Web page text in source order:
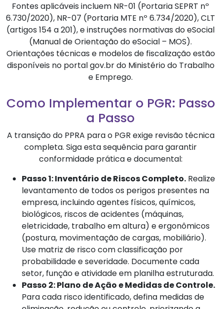
Fontes aplicáveis incluem NR-01 (Portaria SEPRT nº
6.730/2020), NR-07 (Portaria MTE nº 6.734/2020), CLT
(artigos 154 a 201), e instruções normativas do eSocial
(Manual de Orientação do eSocial – MOS).
Orientações técnicas e modelos de fiscalização estão
disponíveis no portal gov.br do Ministério do Trabalho
e Emprego.
Como Implementar o PGR: Passo
a Passo
A transição do PPRA para o PGR exige revisão técnica
completa. Siga esta sequência para garantir
conformidade prática e documental:
Passo 1: Inventário de Riscos Completo. Realize
levantamento de todos os perigos presentes na
empresa, incluindo agentes físicos, químicos,
biológicos, riscos de acidentes (máquinas,
eletricidade, trabalho em altura) e ergonômicos
(postura, movimentação de cargas, mobiliário).
Use matriz de risco com classificação por
probabilidade e severidade. Documente cada
setor, função e atividade em planilha estruturada.
Passo 2: Plano de Ação e Medidas de Controle.
Para cada risco identificado, defina medidas de